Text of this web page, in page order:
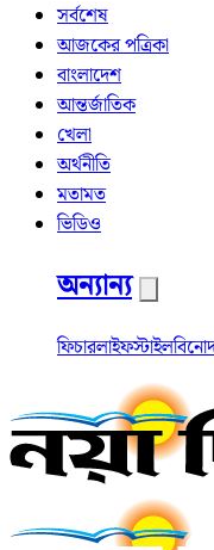
সর্বশেষ
আজকের পত্রিকা
বাংলাদেশ
আন্তর্জাতিক
খেলা
অর্থনীতি
মতামত
ভিডিও
অন্যান্য
ফিচারলাইফস্টাইল